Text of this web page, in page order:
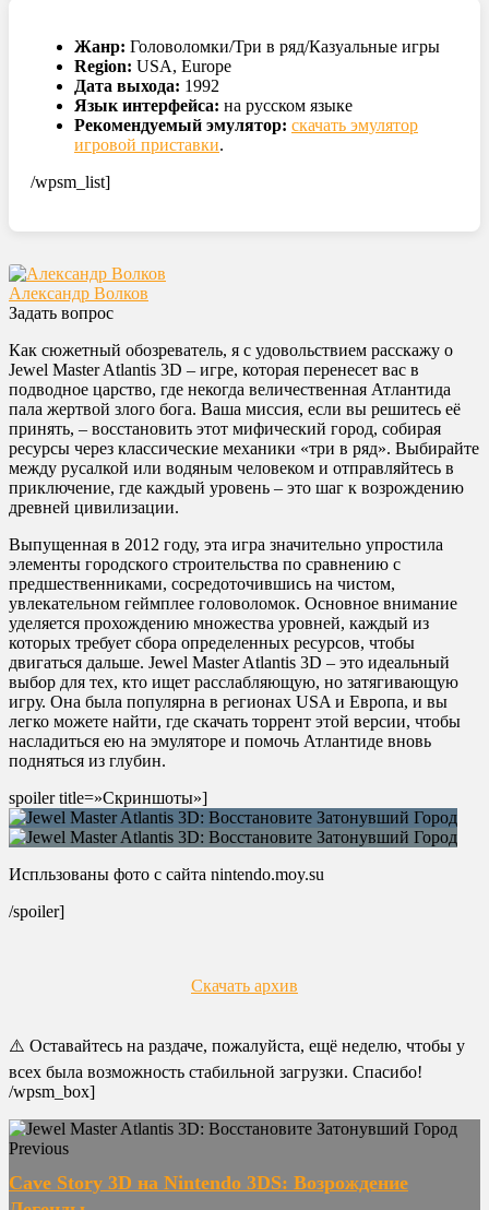
Жанр: Головоломки/Три в ряд/Казуальные игры
Region: USA, Europe
Дата выхода: 1992
Язык интерфейса: на русском языке
Рекомендуемый эмулятор: скачать эмулятор
игровой приставки.
/wpsm_list]
Александр Волков
Задать вопрос
Как сюжетный обозреватель, я с удовольствием расскажу о
Jewel Master Atlantis 3D – игре, которая перенесет вас в
подводное царство, где некогда величественная Атлантида
пала жертвой злого бога. Ваша миссия, если вы решитесь её
принять, – восстановить этот мифический город, собирая
ресурсы через классические механики «три в ряд». Выбирайте
между русалкой или водяным человеком и отправляйтесь в
приключение, где каждый уровень – это шаг к возрождению
древней цивилизации.
Выпущенная в 2012 году, эта игра значительно упростила
элементы городского строительства по сравнению с
предшественниками, сосредоточившись на чистом,
увлекательном геймплее головоломок. Основное внимание
уделяется прохождению множества уровней, каждый из
которых требует сбора определенных ресурсов, чтобы
двигаться дальше. Jewel Master Atlantis 3D – это идеальный
выбор для тех, кто ищет расслабляющую, но затягивающую
игру. Она была популярна в регионах USA и Европа, и вы
легко можете найти, где скачать торрент этой версии, чтобы
насладиться ею на эмуляторе и помочь Атлантиде вновь
подняться из глубин.
spoiler title=»Скриншоты»]
Испльзованы фото с сайта nintendo.moy.su
/spoiler]
Скачать архив
⚠️ Оставайтесь на раздаче, пожалуйста, ещё неделю, чтобы у
всех была возможность стабильной загрузки. Спасибо!
/wpsm_box]
Previous
Cave Story 3D на Nintendo 3DS: Возрождение